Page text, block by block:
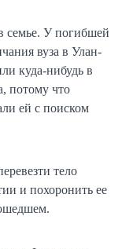
семье. У погибшей
вуза в Улан-
куда-нибудь в
потому что
ей с поиском
тело
и похоронить ее